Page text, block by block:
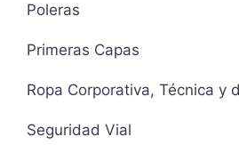
Poleras
Primeras Capas
Ropa Corporativa, Técnica y
Seguridad Vial